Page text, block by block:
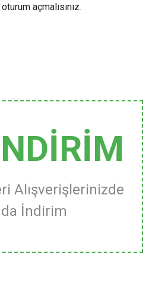
oturum açmalısınız
Alışverişlerinizde
İndirim